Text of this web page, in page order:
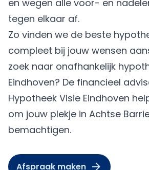
en wegen alle voor- en
tegen elkaar af.
Zo vinden we de beste
compleet bij jouw wensen
zoek naar onafhankelijk
Eindhoven? De financieel
Hypotheek Visie Eindhoven
om jouw plekje in Achtse
bemachtigen.
Afspraak maken